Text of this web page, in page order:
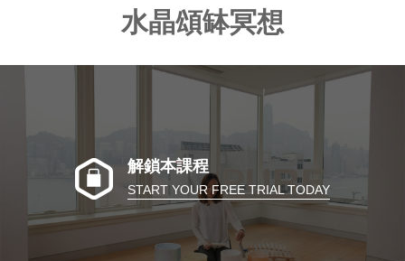
水晶頌缽冥想
解鎖本課程
START YOUR FREE TRIAL TODAY